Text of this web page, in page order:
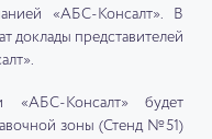
«АБС-Консалт». В
доклады представителей
Консалт» будет
зоны (Стенд №51)